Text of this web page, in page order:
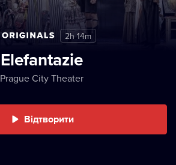
2h 14m
Elefantazie
Prague City Theater
Відтворити